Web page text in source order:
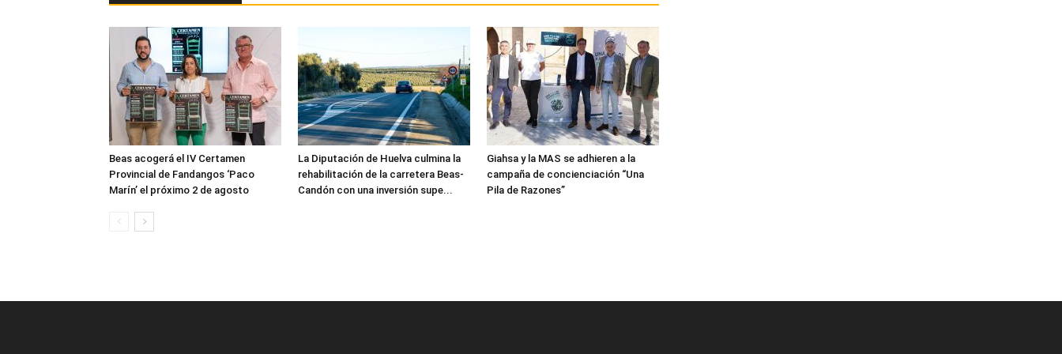
Beas acogerá el IV Certamen
Provincial de Fandangos ‘Paco
Marín’ el próximo 2 de agosto
La Diputación de Huelva culmina la
rehabilitación de la carretera Beas-
Candón con una inversión supe...
Giahsa y la MAS se adhieren a la
campaña de concienciación “Una
Pila de Razones”